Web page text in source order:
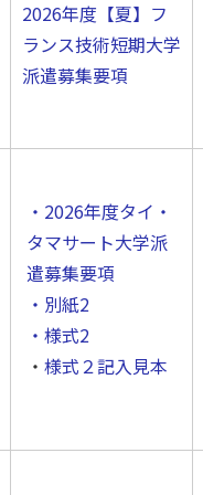
2026年度【夏】フ
ランス技術短期大学
派遣募集要項
・2026年度タイ・
タマサート大学派
遣募集要項
・別紙2
・様式2
・様式２記入見本